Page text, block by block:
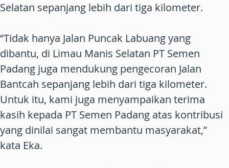
Selatan sepanjang lebih dari tiga kilometer.
“Tidak hanya Jalan Puncak Labuang yang
dibantu, di Limau Manis Selatan PT Semen
Padang juga mendukung pengecoran Jalan
Bantcah sepanjang lebih dari tiga kilometer.
Untuk itu, kami juga menyampaikan terima
kasih kepada PT Semen Padang atas kontribusi
yang dinilai sangat membantu masyarakat,”
kata Eka.